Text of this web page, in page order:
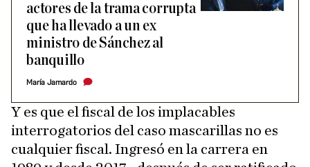
actores de la trama corrupta
que ha llevado a un ex
ministro de Sánchez al
banquillo
María Jamardo
Y es que el fiscal de los implacables
interrogatorios del caso mascarillas no es
cualquier fiscal. Ingresó en la carrera en